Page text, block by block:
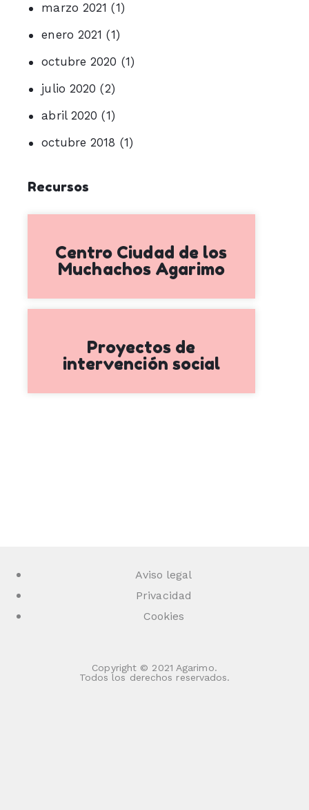
marzo 2021 (1)
enero 2021 (1)
octubre 2020 (1)
julio 2020 (2)
abril 2020 (1)
octubre 2018 (1)
Recursos
Centro Ciudad de los
Muchachos Agarimo
Proyectos de
intervención social
Copyright © 2021 Agarimo.
Todos los derechos reservados.
Aviso legal
Privacidad
Cookies